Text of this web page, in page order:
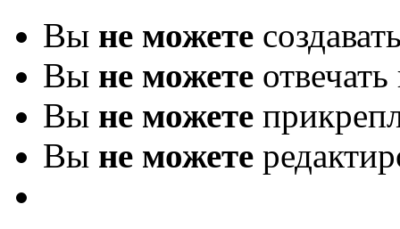
Вы не можете
Вы не можете
Вы не можете
Вы не можете